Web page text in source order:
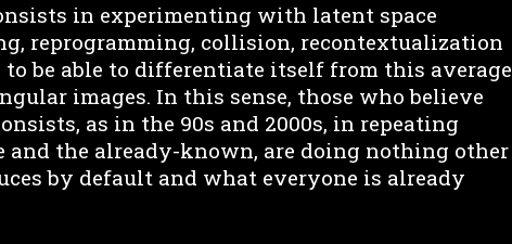
in experimenting with latent space
reprogramming, collision, recontextualization
to be able to differentiate itself from this average
images. In this sense, those who believe
as in the 90s and 2000s, in repeating
and the already-known, are doing nothing other
by default and what everyone is already